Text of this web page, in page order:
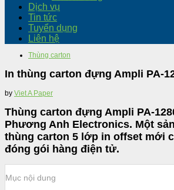
Dịch vụ
Tin tức
Tuyển dụng
Liên hệ
Thùng carton
In thùng carton đựng Ampli PA-
by Viet A Paper
Thùng carton đựng Ampli PA-
Phương Anh Electronics. Một
thùng carton 5 lớp in offset mới
đóng gói hàng điện tử.
Mục nội dung